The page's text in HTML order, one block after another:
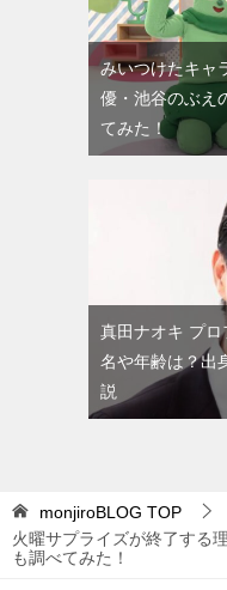
みいつけたキャ
優・池谷のぶえ
てみた！
真田ナオキ プ
名や年齢は？出
説
monjiroBLOG TOP
火曜サプライズが終了する
も調べてみた！